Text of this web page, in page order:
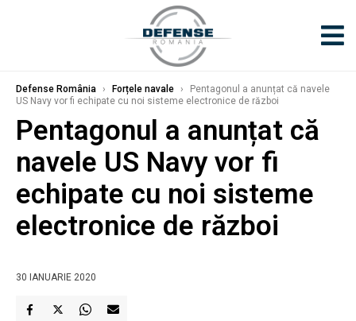
Defense România › Forțele navale ›
Pentagonul a anunțat că navele
US Navy vor fi echipate cu noi sisteme electronice de război
Pentagonul a anunțat că
navele US Navy vor fi
echipate cu noi sisteme
electronice de război
30 IANUARIE 2020